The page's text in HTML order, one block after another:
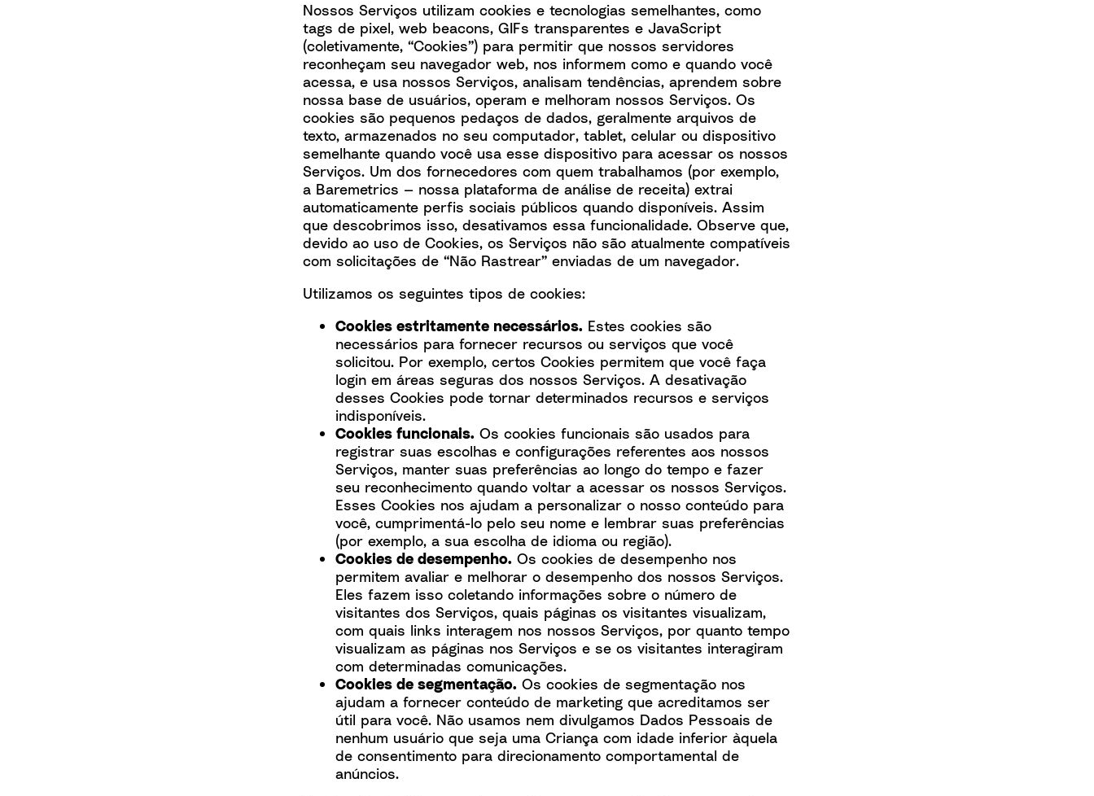
Nossos Serviços utilizam cookies e tecnologias semelhantes, como
tags de pixel, web beacons, GIFs transparentes e JavaScript
(coletivamente, “Cookies”) para permitir que nossos servidores
reconheçam seu navegador web, nos informem como e quando você
acessa, e usa nossos Serviços, analisam tendências, aprendem sobre
nossa base de usuários, operam e melhoram nossos Serviços. Os
cookies são pequenos pedaços de dados, geralmente arquivos de
texto, armazenados no seu computador, tablet, celular ou dispositivo
semelhante quando você usa esse dispositivo para acessar os nossos
Serviços. Um dos fornecedores com quem trabalhamos (por exemplo,
a Baremetrics — nossa plataforma de análise de receita) extrai
automaticamente perfis sociais públicos quando disponíveis. Assim
que descobrimos isso, desativamos essa funcionalidade. Observe que,
devido ao uso de Cookies, os Serviços não são atualmente compatíveis
com solicitações de “Não Rastrear” enviadas de um navegador.
Utilizamos os seguintes tipos de cookies:
Cookies estritamente necessários. Estes cookies são
necessários para fornecer recursos ou serviços que você
solicitou. Por exemplo, certos Cookies permitem que você faça
login em áreas seguras dos nossos Serviços. A desativação
desses Cookies pode tornar determinados recursos e serviços
indisponíveis.
Cookies funcionais. Os cookies funcionais são usados para
registrar suas escolhas e configurações referentes aos nossos
Serviços, manter suas preferências ao longo do tempo e fazer
seu reconhecimento quando voltar a acessar os nossos Serviços.
Esses Cookies nos ajudam a personalizar o nosso conteúdo para
você, cumprimentá-lo pelo seu nome e lembrar suas preferências
(por exemplo, a sua escolha de idioma ou região).
Cookies de desempenho. Os cookies de desempenho nos
permitem avaliar e melhorar o desempenho dos nossos Serviços.
Eles fazem isso coletando informações sobre o número de
visitantes dos Serviços, quais páginas os visitantes visualizam,
com quais links interagem nos nossos Serviços, por quanto tempo
visualizam as páginas nos Serviços e se os visitantes interagiram
com determinadas comunicações.
Cookies de segmentação. Os cookies de segmentação nos
ajudam a fornecer conteúdo de marketing que acreditamos ser
útil para você. Não usamos nem divulgamos Dados Pessoais de
nenhum usuário que seja uma Criança com idade inferior àquela
de consentimento para direcionamento comportamental de
anúncios.